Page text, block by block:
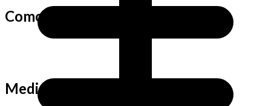
Como fazemos as medidas?
Medidas da Cris